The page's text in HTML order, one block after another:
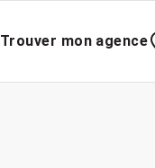
Trouver mon agence